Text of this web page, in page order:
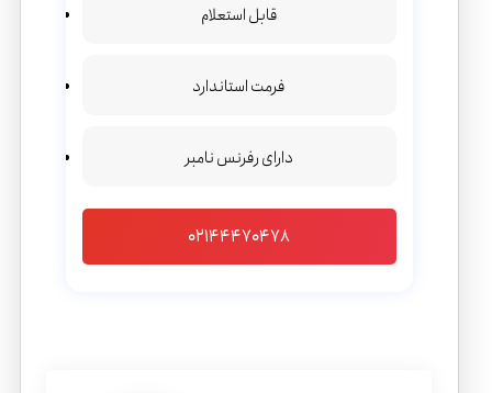
قابل استعلام
فرمت استاندارد
دارای رفرنس نامبر
02144470478